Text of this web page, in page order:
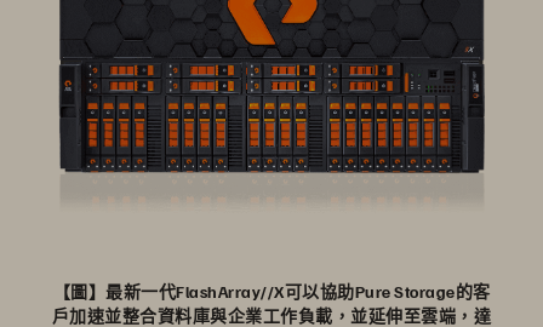
【圖】最新一代FlashArray//X可以協助Pure Storage的客
戶加速並整合資料庫與企業工作負載，並延伸至雲端，達